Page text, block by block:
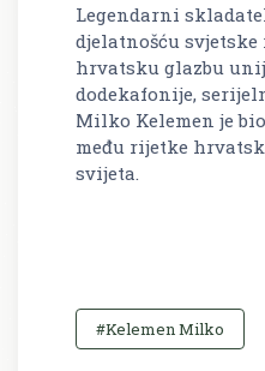
Legendarni
djelatnošću
hrvatsku glazbu
dodekafonije,
Milko Kelemen je
među rijetke
svijeta.
#Kelemen Milko